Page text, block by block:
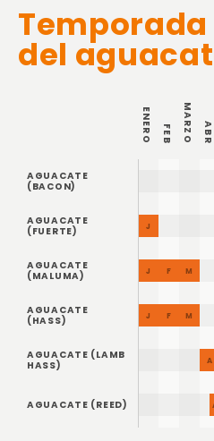
del
ENERO FEB MARZO ABR
AGUACATE
(BACON)
AGUACATE
(FUERTE)
ENERO
AGUACATE
(MALUMA)
ENEROFEB MARZO
AGUACATE
(HASS)
ENEROFEB MARZO
AGUACATE (LAMB
HASS)
MARZO
ABR
AGUACATE (REED) MARZO